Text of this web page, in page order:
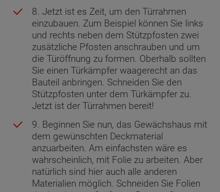
8. Jetzt ist es Zeit, um den Türrahmen
einzubauen. Zum Beispiel können Sie links
und rechts neben dem Stützpfosten zwei
zusätzliche Pfosten anschrauben und um
die Türöffnung zu formen. Oberhalb sollten
Sie einen Türkämpfer waagerecht an das
Bauteil anbringen. Schneiden Sie den
Stützpfosten unter dem Türkämpfer zu.
Jetzt ist der Türrahmen bereit!
9. Beginnen Sie nun, das Gewächshaus mit
dem gewünschten Deckmaterial
anzuarbeiten. Am einfachsten wäre es
wahrscheinlich, mit Folie zu arbeiten. Aber
natürlich sind hier auch alle anderen
Materialien möglich. Schneiden Sie Folien